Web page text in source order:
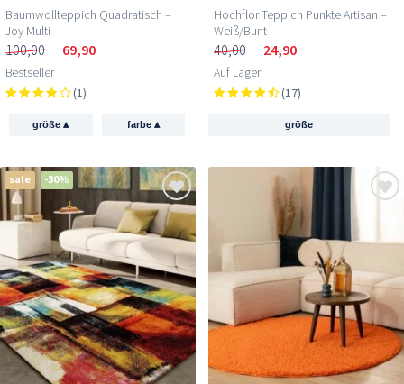
Baumwollteppich Quadratisch –
Joy Multi
100,00 69,90
Bestseller
(1)
größe▴ farbe ▴
Hochflor Teppich Punkte Artisan –
Weiß/Bunt
40,00 24,90
Auf Lager
(17)
größe
sale -30%